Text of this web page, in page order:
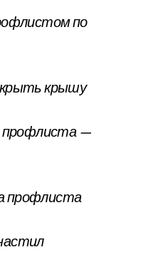
по
крышу
профлиста —
профлиста